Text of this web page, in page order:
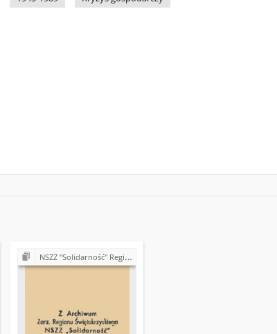
NSZZ "Solidarność" Region Świętokrzyski - teleksy (1981)